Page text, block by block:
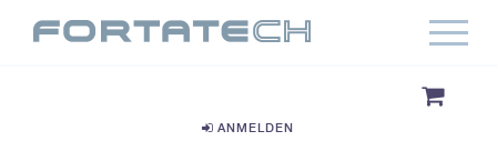
ANMELDEN